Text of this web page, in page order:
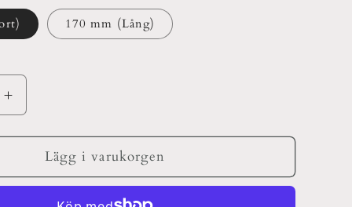
170 mm (Lång)
Öka
kvantitet
för
Brännarerör
6&quot;
Lägg i varukorgen